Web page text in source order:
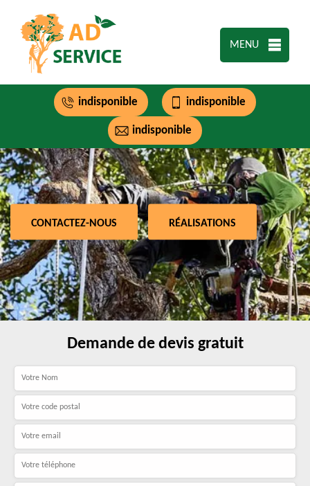
MENU
indisponible indisponible
indisponible
CONTACTEZ-NOUS RÉALISATIONS
Demande de devis gratuit